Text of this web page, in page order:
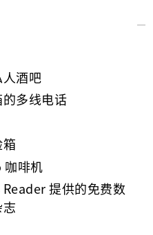
酒吧
多线电话
咖啡机
提供的免费数